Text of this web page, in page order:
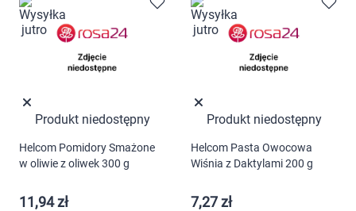
Produkt niedostępny
Helcom Pomidory Smażone
w oliwie z oliwek 300 g
11,94 zł
Produkt niedostępny
Helcom Pasta Owocowa
Wiśnia z Daktylami 200 g
7,27 zł